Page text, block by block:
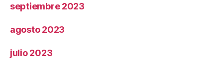
septiembre 2023
agosto 2023
julio 2023